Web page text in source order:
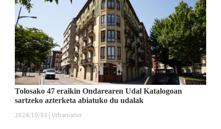
Tolosako 47 eraikin Ondarearen Udal Katalogoan
sartzeko azterketa abiatuko du udalak
2024/10/03 | Urbanismo